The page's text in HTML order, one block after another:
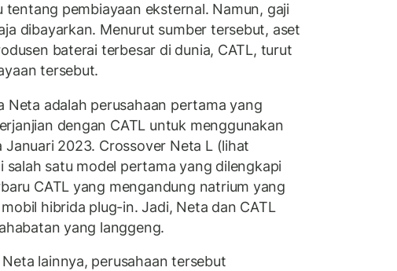
tentang pembiayaan eksternal. Namun, gaji
dibayarkan. Menurut sumber tersebut, aset
baterai terbesar di dunia, CATL, turut
tersebut.
Neta adalah perusahaan pertama yang
dengan CATL untuk menggunakan
Januari 2023. Crossover Neta L (lihat
salah satu model pertama yang dilengkapi
CATL yang mengandung natrium yang
hibrida plug-in. Jadi, Neta dan CATL
yang langgeng.
lainnya, perusahaan tersebut